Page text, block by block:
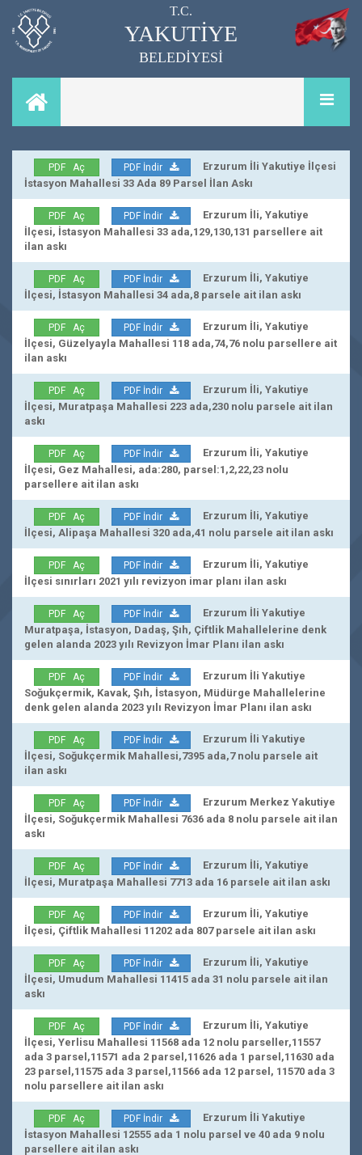
T.C.
YAKUTİYE
BELEDİYESİ
PDF Aç PDF İndir
Erzurum İli Yakutiye İlçesi
İstasyon Mahallesi 33 Ada 89 Parsel İlan Askı
PDF Aç PDF İndir
Erzurum İli, Yakutiye
İlçesi, İstasyon Mahallesi 33 ada,129,130,131 parsellere ait
ilan askı
PDF Aç PDF İndir
Erzurum İli, Yakutiye
İlçesi, İstasyon Mahallesi 34 ada,8 parsele ait ilan askı
PDF Aç PDF İndir
Erzurum İli, Yakutiye
İlçesi, Güzelyayla Mahallesi 118 ada,74,76 nolu parsellere ait
ilan askı
PDF Aç PDF İndir
Erzurum İli, Yakutiye
İlçesi, Muratpaşa Mahallesi 223 ada,230 nolu parsele ait ilan
askı
PDF Aç PDF İndir
Erzurum İli, Yakutiye
İlçesi, Gez Mahallesi, ada:280, parsel:1,2,22,23 nolu
parsellere ait ilan askı
PDF Aç PDF İndir
Erzurum İli, Yakutiye
İlçesi, Alipaşa Mahallesi 320 ada,41 nolu parsele ait ilan askı
PDF Aç PDF İndir
Erzurum İli, Yakutiye
İlçesi sınırları 2021 yılı revizyon imar planı ilan askı
PDF Aç PDF İndir
Erzurum İli Yakutiye
Muratpaşa, İstasyon, Dadaş, Şıh, Çiftlik Mahallelerine denk
gelen alanda 2023 yılı Revizyon İmar Planı ilan askı
PDF Aç PDF İndir
Erzurum İli Yakutiye
Soğukçermik, Kavak, Şıh, İstasyon, Müdürge Mahallelerine
denk gelen alanda 2023 yılı Revizyon İmar Planı ilan askı
PDF Aç PDF İndir
Erzurum İli Yakutiye
İlçesi, Soğukçermik Mahallesi,7395 ada,7 nolu parsele ait
ilan askı
PDF Aç PDF İndir
Erzurum Merkez Yakutiye
İlçesi, Soğukçermik Mahallesi 7636 ada 8 nolu parsele ait ilan
askı
PDF Aç PDF İndir
Erzurum İli, Yakutiye
İlçesi, Muratpaşa Mahallesi 7713 ada 16 parsele ait ilan askı
PDF Aç PDF İndir
Erzurum İli, Yakutiye
İlçesi, Çiftlik Mahallesi 11202 ada 807 parsele ait ilan askı
PDF Aç PDF İndir
Erzurum İli, Yakutiye
İlçesi, Umudum Mahallesi 11415 ada 31 nolu parsele ait ilan
askı
PDF Aç PDF İndir
Erzurum İli, Yakutiye
İlçesi, Yerlisu Mahallesi 11568 ada 12 nolu parseller,11557
ada 3 parsel,11571 ada 2 parsel,11626 ada 1 parsel,11630 ada
23 parsel,11575 ada 3 parsel,11566 ada 12 parsel, 11570 ada 3
nolu parsellere ait ilan askı
PDF Aç PDF İndir
Erzurum İli Yakutiye
İstasyon Mahallesi 12555 ada 1 nolu parsel ve 40 ada 9 nolu
parsellere ait ilan askı